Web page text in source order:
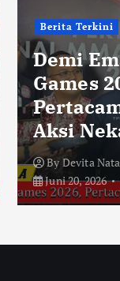
Berita Terkini
Demi
Games
Aksi
ByDevita
Juni 20, 2026